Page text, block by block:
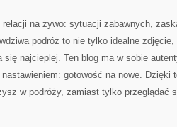
relacji na żywo: sytuacji zabawnych,
podróż to nie tylko idealne
się najcieplej. Ten blog ma w sobie
gotowość na nowe. Dzięki
w podróży, zamiast tylko przeglądać